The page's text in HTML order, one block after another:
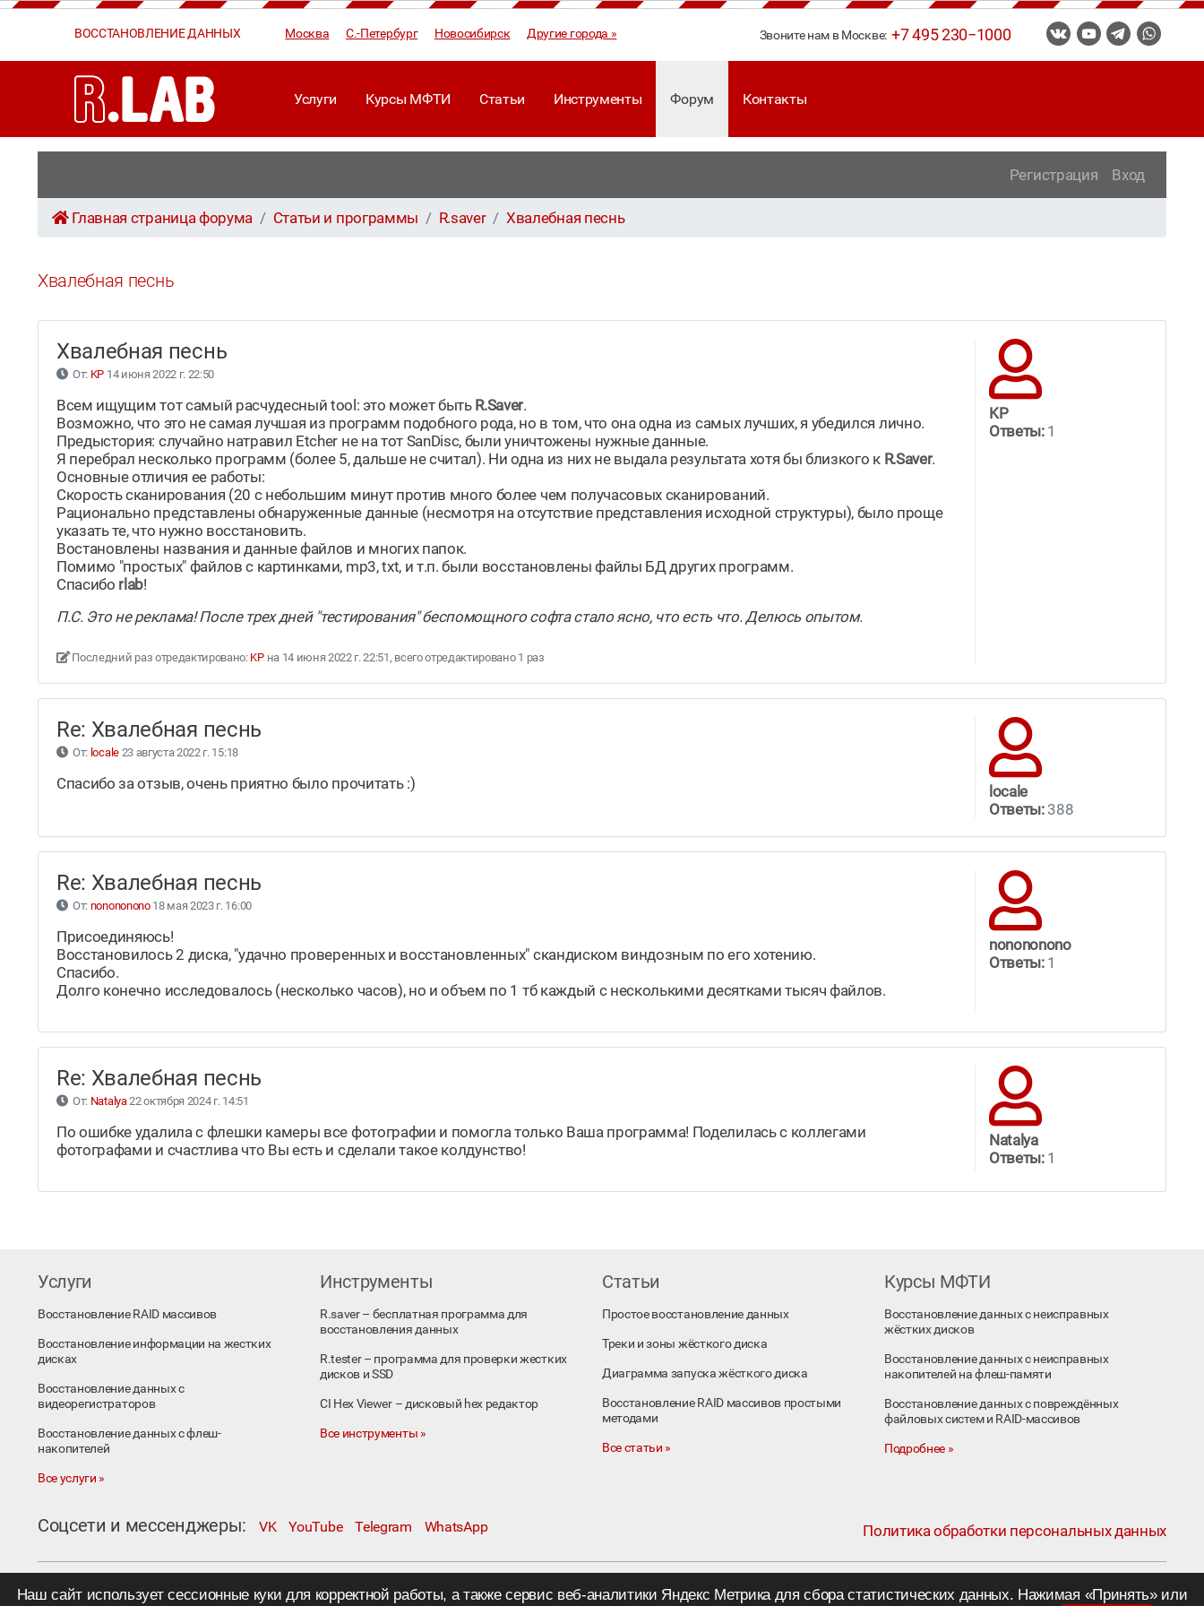
ВОССТАНОВЛЕНИЕ ДАННЫХ Москва С.-Петербург Новосибирск Другие города » Звоните нам в Москве:+7 495 230−1000
Услуги Курсы МФТИ Статьи Инструменты Форум Контакты
Регистрация Вход
Главная страница форума Статьи и программы R.saver Хвалебная песнь
Хвалебная песнь
Хвалебная песнь
От: KP 14 июня 2022 г. 22:50
Всем ищущим тот самый расчудесный tool: это может быть R.Saver.
Возможно, что это не самая лучшая из программ подобного рода, но в том, что она одна из самых лучших, я убедился лично.
Предыстория: случайно натравил Etcher не на тот SanDisc, были уничтожены нужные данные.
Я перебрал несколько программ (более 5, дальше не считал). Ни одна из них не выдала результата хотя бы близкого к R.Saver.
Основные отличия ее работы:
Скорость сканирования (20 с небольшим минут против много более чем получасовых сканирований.
Рационально представлены обнаруженные данные (несмотря на отсутствие представления исходной структуры), было проще
указать те, что нужно восстановить.
Востановлены названия и данные файлов и многих папок.
Помимо "простых" файлов с картинками, mp3, txt, и т.п. были восстановлены файлы БД других программ.
Спасибо rlab!
П.С. Это не реклама! После трех дней "тестирования" беспомощного софта стало ясно, что есть что. Делюсь опытом.
Последний раз отредактировано: KPна 14 июня 2022 г. 22:51, всего отредактировано 1 раз
KP
Ответы:1
Re: Хвалебная песнь
От: locale23 августа 2022 г. 15:18
Спасибо за отзыв, очень приятно было прочитать :)
locale
Ответы:388
Re: Хвалебная песнь
От: nonononono18 мая 2023 г. 16:00
Присоединяюсь!
Восстановилось 2 диска, "удачно проверенных и восстановленных" скандиском виндозным по его хотению.
Спасибо.
Долго конечно исследовалось (несколько часов), но и объем по 1 тб каждый с несколькими десятками тысяч файлов.
nonononono
Ответы:1
Re: Хвалебная песнь
От: Natalya22 октября 2024 г. 14:51
По ошибке удалила с флешки камеры все фотографии и помогла только Ваша программа! Поделилась с коллегами
фотографами и счастлива что Вы есть и сделали такое колдунство!
Natalya
Ответы:1
Услуги
Восстановление RAID массивов
Восстановление информации на жестких
дисках
Восстановление данных с
видеорегистраторов
Восстановление данных с флеш-
накопителей
Все услуги »
Инструменты
R.saver – бесплатная программа для
восстановления данных
R.tester – программа для проверки жестких
дисков и SSD
CI Hex Viewer – дисковый hex редактор
Все инструменты »
Статьи
Простое восстановление данных
Треки и зоны жёсткого диска
Диаграмма запуска жёсткого диска
Восстановление RAID массивов простыми
методами
Все статьи »
Курсы МФТИ
Восстановление данных с неисправных
жёстких дисков
Восстановление данных с неисправных
накопителей на флеш-памяти
Восстановление данных с повреждённых
файловых систем и RAID-массивов
Подробнее »
Соцсети и мессенджеры: VK YouTube Telegram WhatsApp Политика обработки персональных данных
Телефон:+7 495 230−1000; e-mail:in@rlab.ru © ООО «R.LAB», 2005—2026
Наш сайт использует сессионные куки для корректной работы, а также сервис веб-аналитики Яндекс Метрика для сбора статистических данных. Нажимая «Принять» или